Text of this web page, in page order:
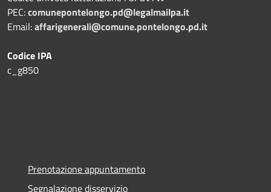
PEC:comunepontelongo.pd@legalmailpa.it
Email:affarigenerali@comune.pontelongo.pd.it
Codice IPA
c_g850
Prenotazione appuntamento
Segnalazione disservizio